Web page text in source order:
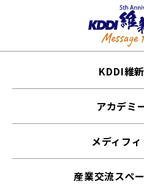
KDDI維
アカデミ
メディフ
産業交流スペ